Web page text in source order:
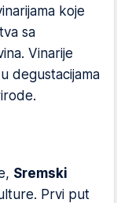
koje
sa
Vinarije
degustacijama
Sremski
Prvi put